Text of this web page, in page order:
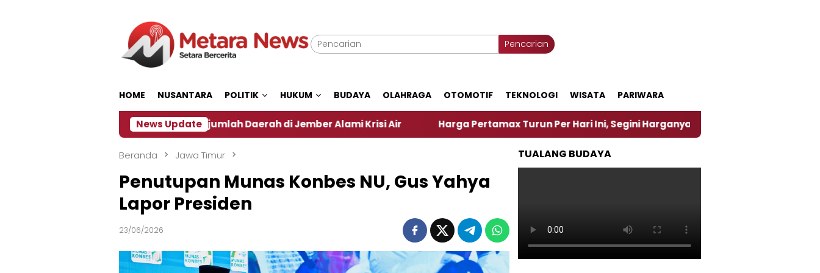
Pencarian
HOME NUSANTARA POLITIK HUKUM BUDAYA OLAHRAGA OTOMOTIF TEKNOLOGI WISATA PARIWARA
News Update
Dampak El Nino, Sejumlah Daerah di Jember Alami Krisi Air Harga Pertamax Turun Per Hari Ini, Segini Harganya ‎Nasirun Maestro Lukis Pemadu
Beranda Jawa Timur
‎Penutupan Munas Konbes NU, Gus Yahya
Lapor Presiden
23/06/2026
TUALANG BUDAYA